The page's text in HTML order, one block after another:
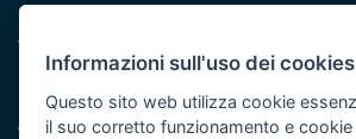
Protezione civile
Vai al sito di Protezione Civile Puglia
Iniziativa finanziata con risorse del POR
Asse XI
Informazioni sull'uso dei cookies
Questo sito web utilizza cookie
il suo corretto funzionamento e